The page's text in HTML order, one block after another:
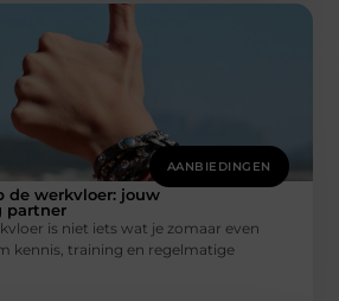
AANBIEDINGEN
de werkvloer: jouw
partner
is niet iets wat je zomaar even
kennis, training en regelmatige